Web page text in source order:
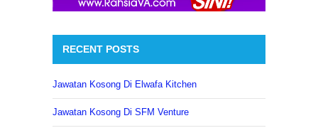
RECENT POSTS
Jawatan Kosong Di Elwafa Kitchen
Jawatan Kosong Di SFM Venture